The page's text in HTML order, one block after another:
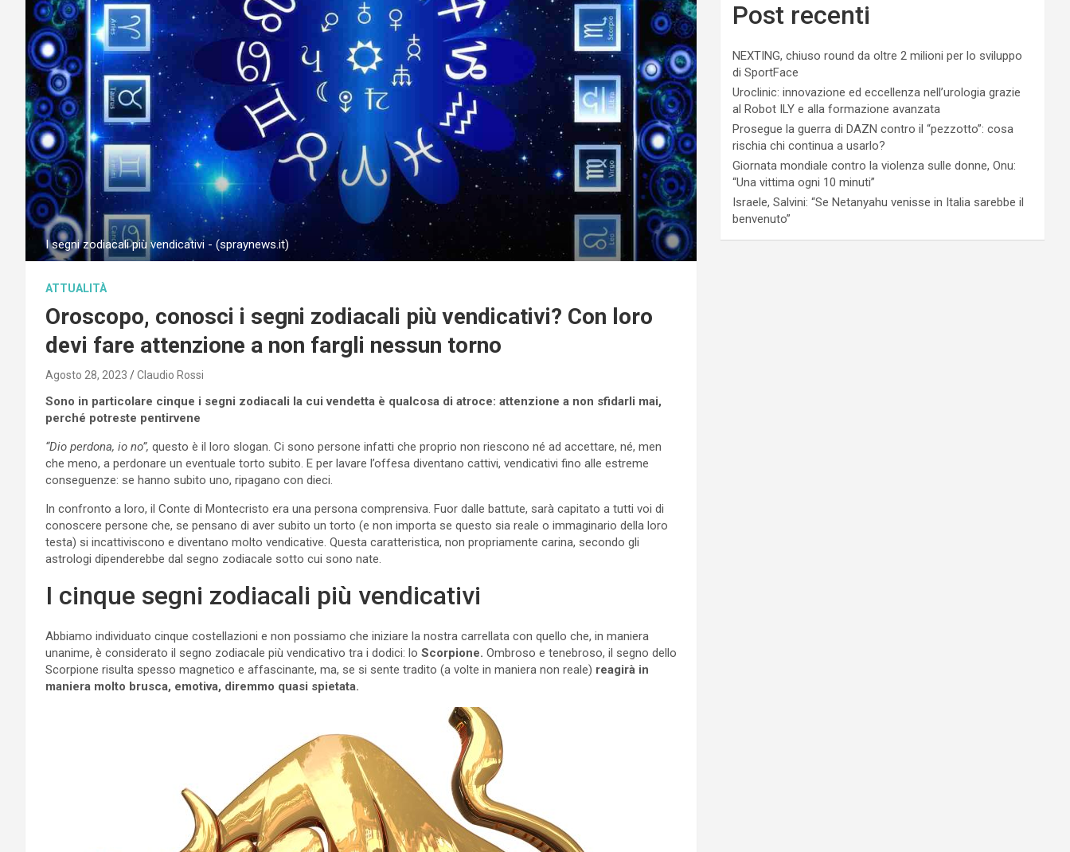
I segni zodiacali più vendicativi - (spraynews.it)
ATTUALITÀ
Oroscopo, conosci i segni zodiacali più vendicativi? Con loro
devi fare attenzione a non fargli nessun torno
Agosto 28, 2023 Claudio Rossi
Sono in particolare cinque i segni zodiacali la cui vendetta è qualcosa di atroce: attenzione a non sfidarli mai,
perché potreste pentirvene
“Dio perdona, io no”, questo è il loro slogan. Ci sono persone infatti che proprio non riescono né ad accettare, né, men
che meno, a perdonare un eventuale torto subito. E per lavare l’offesa diventano cattivi, vendicativi fino alle estreme
conseguenze: se hanno subito uno, ripagano con dieci.
In confronto a loro, il Conte di Montecristo era una persona comprensiva. Fuor dalle battute, sarà capitato a tutti voi di
conoscere persone che, se pensano di aver subito un torto (e non importa se questo sia reale o immaginario della loro
testa) si incattiviscono e diventano molto vendicative. Questa caratteristica, non propriamente carina, secondo gli
astrologi dipenderebbe dal segno zodiacale sotto cui sono nate.
I cinque segni zodiacali più vendicativi
Abbiamo individuato cinque costellazioni e non possiamo che iniziare la nostra carrellata con quello che, in maniera
unanime, è considerato il segno zodiacale più vendicativo tra i dodici: lo Scorpione. Ombroso e tenebroso, il segno dello
Scorpione risulta spesso magnetico e affascinante, ma, se si sente tradito (a volte in maniera non reale) reagirà in
maniera molto brusca, emotiva, diremmo quasi spietata.
Post recenti
NEXTING, chiuso round da oltre 2 milioni per lo sviluppo
di SportFace
Uroclinic: innovazione ed eccellenza nell’urologia grazie
al Robot ILY e alla formazione avanzata
Prosegue la guerra di DAZN contro il “pezzotto”: cosa
rischia chi continua a usarlo?
Giornata mondiale contro la violenza sulle donne, Onu:
“Una vittima ogni 10 minuti”
Israele, Salvini: “Se Netanyahu venisse in Italia sarebbe il
benvenuto”